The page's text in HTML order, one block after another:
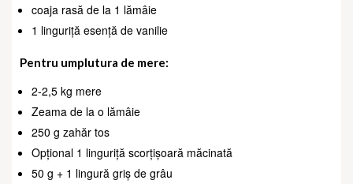
coaja rasă de la 1 lămâie
1 linguriță esență de vanilie
Pentru umplutura de mere:
2-2,5 kg mere
Zeama de la o lămâie
250 g zahăr tos
Opțional 1 linguriță scorțișoară măcinată
50 g + 1 lingură griș de grâu